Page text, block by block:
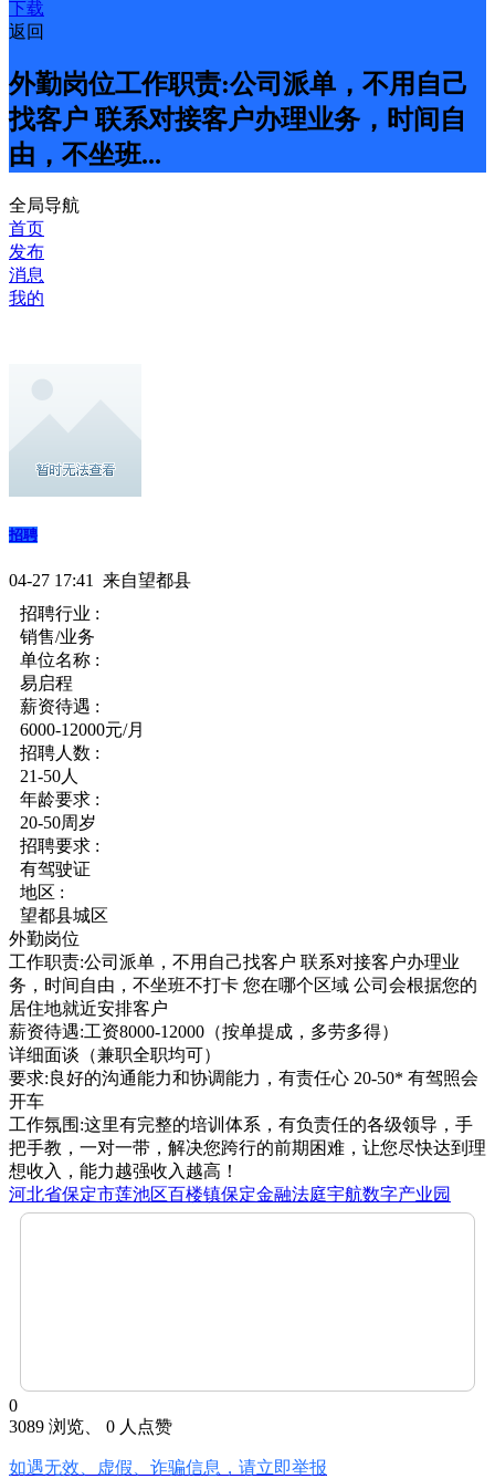
下载
返回
外勤岗位工作职责:公司派单，不用自己
找客户 联系对接客户办理业务，时间自
由，不坐班...
全局导航
首页
发布
消息
我的
招聘
04-27 17:41 来自望都县
招聘行业 :
销售/业务
单位名称 :
易启程
薪资待遇 :
6000-12000元/月
招聘人数 :
21-50人
年龄要求 :
20-50周岁
招聘要求 :
有驾驶证
地区 :
望都县城区
外勤岗位
工作职责:公司派单，不用自己找客户 联系对接客户办理业
务，时间自由，不坐班不打卡 您在哪个区域 公司会根据您的
居住地就近安排客户
薪资待遇:工资8000-12000（按单提成，多劳多得）
详细面谈（兼职全职均可）
要求:良好的沟通能力和协调能力，有责任心 20-50* 有驾照会
开车
工作氛围:这里有完整的培训体系，有负责任的各级领导，手
把手教，一对一带，解决您跨行的前期困难，让您尽快达到理
想收入，能力越强收入越高！
河北省保定市莲池区百楼镇保定金融法庭宇航数字产业园
0
3089 浏览、 0 人点赞
如遇无效、虚假、诈骗信息，请立即举报